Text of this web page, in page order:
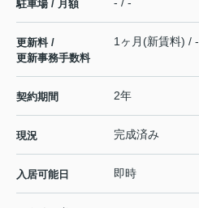
駐車場 / 月額
更新料 /
更新事務手数料
1ヶ月(新賃料) / -
契約期間 2年
現況 完成済み
入居可能日 即時